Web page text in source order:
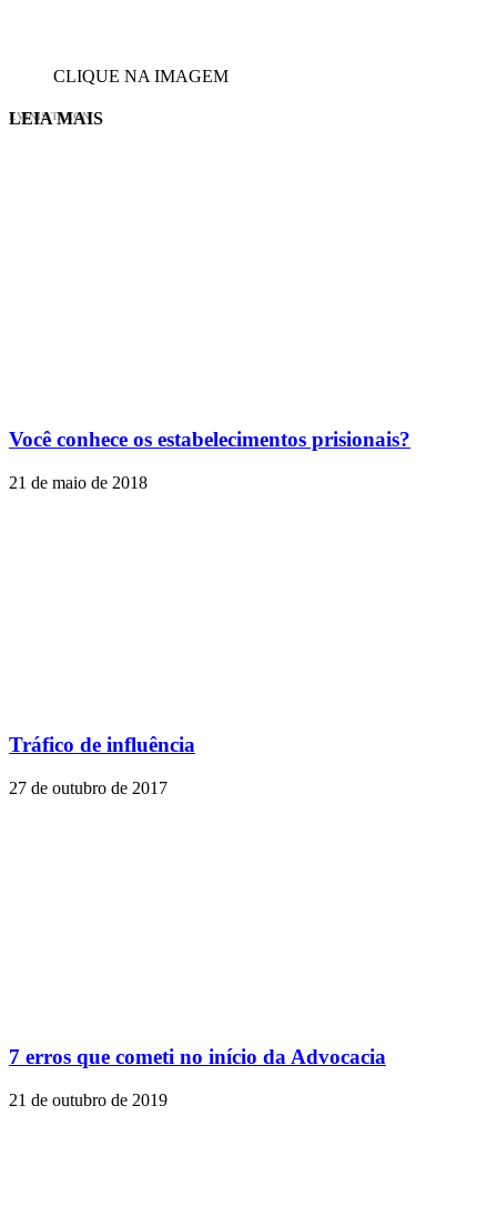
CLIQUE NA IMAGEM
EVINIS TALON
LEIA MAIS
Você conhece os estabelecimentos prisionais?
21 de maio de 2018
Tráfico de influência
27 de outubro de 2017
7 erros que cometi no início da Advocacia
21 de outubro de 2019